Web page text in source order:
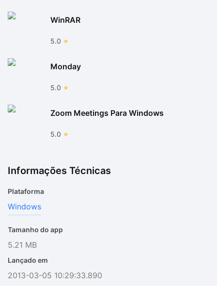
WinRAR
5.0
Monday
5.0
Zoom Meetings Para Windows
5.0
Informações Técnicas
Plataforma
Windows
Tamanho do app
5.21 MB
Lançado em
2013-03-05 10:29:33.890